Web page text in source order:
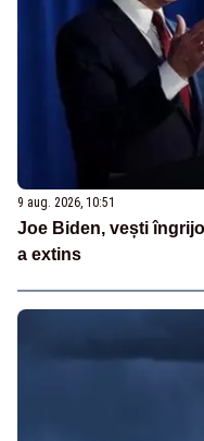
9 aug. 2026, 10:51
Joe Biden, vești
a extins